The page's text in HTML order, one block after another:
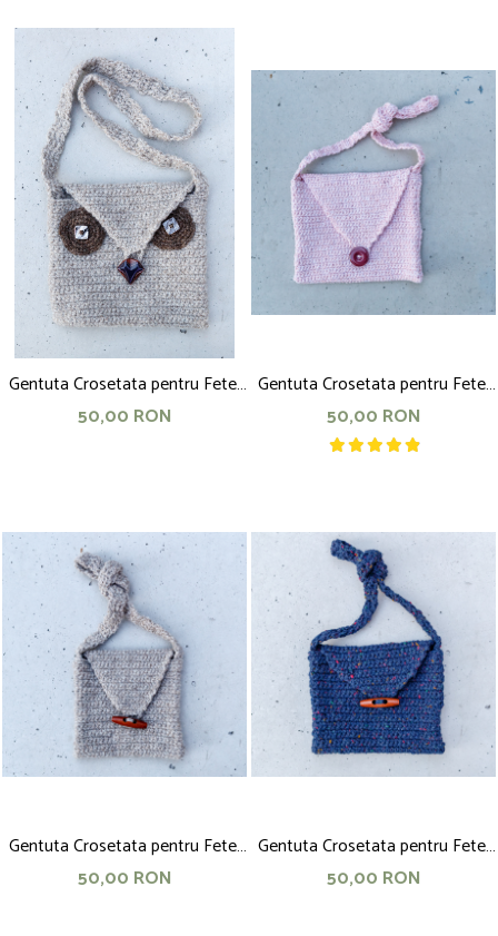
Gentuta Crosetata pentru Fete,
20x20 cm, bufnita
50,00 RON
Gentuta Crosetata pentru Fete,
17x17 cm, Roz
50,00 RON
Gentuta Crosetata pentru Fete,
16x16 cm, Bej
50,00 RON
Gentuta Crosetata pentru Fete,
17x15 cm, Bleumarin
50,00 RON